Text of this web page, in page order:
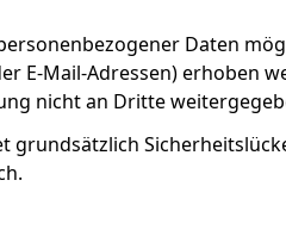
Daten
E-Mail-Adressen) erhoben
nicht an Dritte